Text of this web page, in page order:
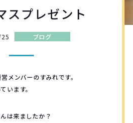
スプレゼント
ブログ
メンバーのすみれです。
います。
は来ましたか？